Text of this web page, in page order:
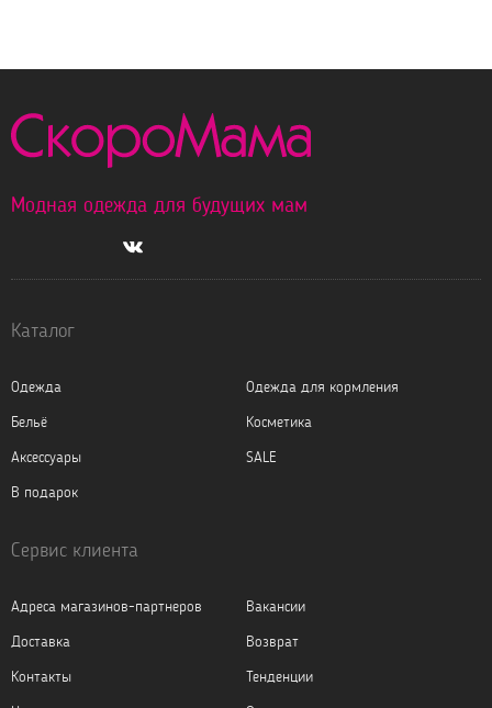
Модная одежда для будущих мам
Каталог
Одежда
Одежда для кормления
Бельё
Косметика
Аксессуары
SALE
В подарок
Сервис клиента
Адреса магазинов-партнеров
Вакансии
Доставка
Возврат
Контакты
Тенденции